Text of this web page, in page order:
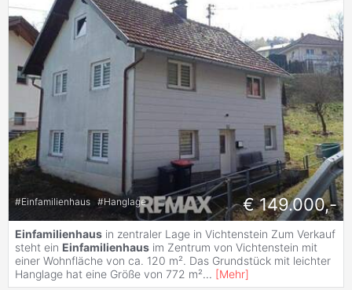
#Einfamilienhaus #Hanglage € 149.000,-
Einfamilienhaus in zentraler Lage in Vichtenstein Zum Verkauf
steht ein Einfamilienhaus im Zentrum von Vichtenstein mit
einer Wohnfläche von ca. 120 m². Das Grundstück mit leichter
Hanglage hat eine Größe von 772 m²... [Mehr]